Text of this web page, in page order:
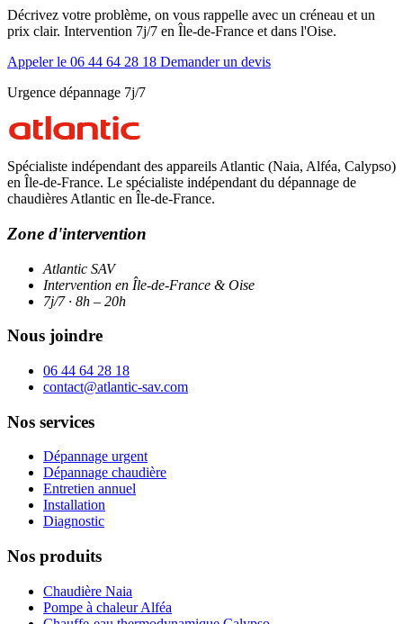
Décrivez votre problème, on vous rappelle avec un créneau et un
prix clair. Intervention 7j/7 en Île-de-France et dans l'Oise.
Appeler le 06 44 64 28 18 Demander un devis
Urgence dépannage 7j/7
Spécialiste indépendant des appareils Atlantic (Naia, Alféa, Calypso)
en Île-de-France. Le spécialiste indépendant du dépannage de
chaudières Atlantic en Île-de-France.
Zone d'intervention
Atlantic SAV
Intervention en Île-de-France & Oise
7j/7 · 8h – 20h
Nous joindre
06 44 64 28 18
contact@atlantic-sav.com
Nos services
Dépannage urgent
Dépannage chaudière
Entretien annuel
Installation
Diagnostic
Nos produits
Chaudière Naia
Pompe à chaleur Alféa